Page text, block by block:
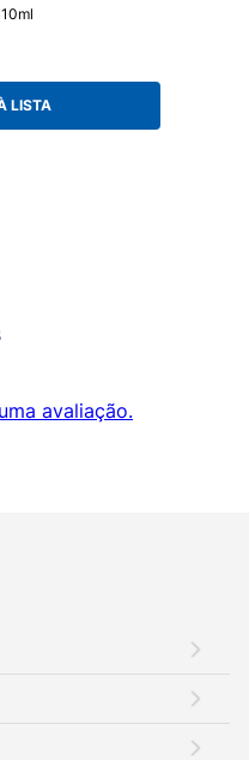
LISTA
avaliação.